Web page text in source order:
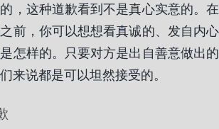
，这种道歉看到不是真心实意的。在
前，你可以想想看真诚的、发自内心
怎样的。只要对方是出自善意做出的
来说都是可以坦然接受的。